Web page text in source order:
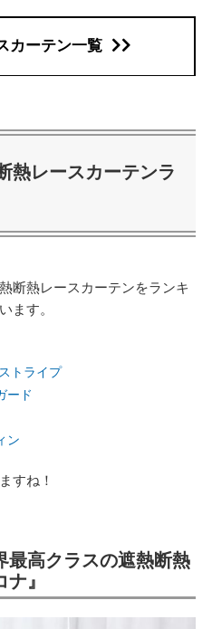
カーテン一覧
熱レースカーテンラ
断熱レースカーテンをランキ
ます。
トライプ
ード
ン
すね！
最高クラスの遮熱断熱
』